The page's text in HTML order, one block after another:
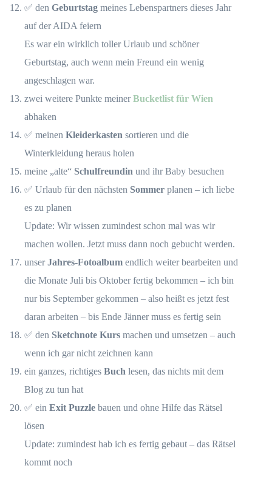
✅ den Geburtstag meines Lebenspartners dieses Jahr
auf der AIDA feiern
Es war ein wirklich toller Urlaub und schöner
Geburtstag, auch wenn mein Freund ein wenig
angeschlagen war.
zwei weitere Punkte meinerBucketlist für Wien
abhaken
✅ meinen Kleiderkasten sortieren und die
Winterkleidung heraus holen
meine „alte“ Schulfreundin und ihr Baby besuchen
✅ Urlaub für den nächsten Sommer planen – ich liebe
es zu planen
Update: Wir wissen zumindest schon mal was wir
machen wollen. Jetzt muss dann noch gebucht werden.
unserJahres-Fotoalbum endlich weiter bearbeiten und
die Monate Juli bis Oktober fertig bekommen – ich bin
nur bis September gekommen – also heißt es jetzt fest
daran arbeiten – bis Ende Jänner muss es fertig sein
✅ den Sketchnote Kurs machen und umsetzen – auch
wenn ich gar nicht zeichnen kann
ein ganzes, richtiges Buch lesen, das nichts mit dem
Blog zu tun hat
✅ ein Exit Puzzle bauen und ohne Hilfe das Rätsel
lösen
Update: zumindest hab ich es fertig gebaut – das Rätsel
kommt noch